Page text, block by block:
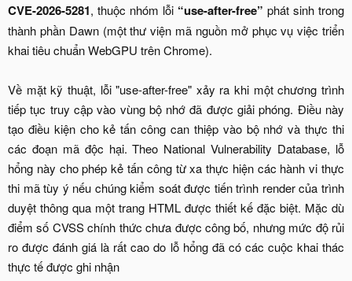
CVE-2026-5281, thuộc nhóm lỗi “use-after-free” phát sinh trong
thành phần Dawn (một thư viện mã nguồn mở phục vụ việc triển
khai tiêu chuẩn WebGPU trên Chrome).
Về mặt kỹ thuật, lỗi "use-after-free" xảy ra khi một chương trình
tiếp tục truy cập vào vùng bộ nhớ đã được giải phóng. Điều này
tạo điều kiện cho kẻ tấn công can thiệp vào bộ nhớ và thực thi
các đoạn mã độc hại. Theo National Vulnerability Database, lỗ
hổng này cho phép kẻ tấn công từ xa thực hiện các hành vi thực
thi mã tùy ý nếu chúng kiểm soát được tiến trình render của trình
duyệt thông qua một trang HTML được thiết kế đặc biệt. Mặc dù
điểm số CVSS chính thức chưa được công bố, nhưng mức độ rủi
ro được đánh giá là rất cao do lỗ hổng đã có các cuộc khai thác
thực tế được ghi nhận​